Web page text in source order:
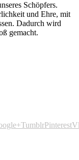
Schöpfers.
und Ehre, mit
Dadurch wird
gemacht.
TumblrPinterest